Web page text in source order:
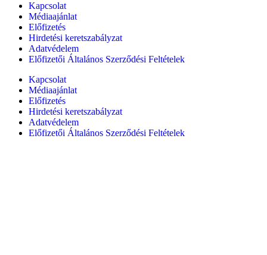
Kapcsolat
Médiaajánlat
Előfizetés
Hirdetési keretszabályzat
Adatvédelem
Előfizetői Általános Szerződési Feltételek
Kapcsolat
Médiaajánlat
Előfizetés
Hirdetési keretszabályzat
Adatvédelem
Előfizetői Általános Szerződési Feltételek